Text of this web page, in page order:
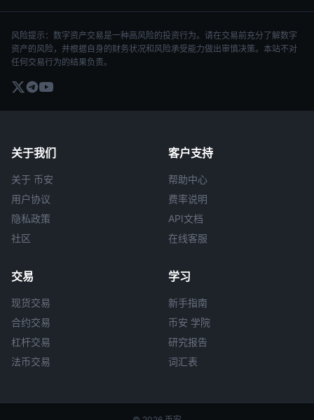
风险提示：数字资产交易是一种高风险的投资行为。请在交易前充分了解数字
资产的风险，并根据自身的财务状况和风险承受能力做出审慎决策。本站不对
任何交易行为的结果负责。
关于我们
关于 币安
用户协议
隐私政策
社区
客户支持
帮助中心
费率说明
API文档
在线客服
交易
现货交易
合约交易
杠杆交易
法币交易
学习
新手指南
币安 学院
研究报告
词汇表